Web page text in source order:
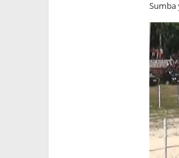
Sumba